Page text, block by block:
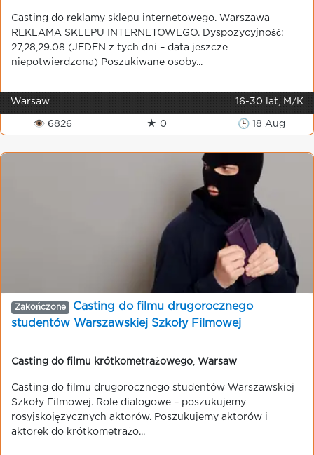
Casting do reklamy sklepu internetowego. Warszawa
REKLAMA SKLEPU INTERNETOWEGO. Dyspozycyjność:
27,28,29.08 (JEDEN z tych dni – data jeszcze
niepotwierdzona) Poszukiwane osoby...
Warsaw 16-30 lat, M/K
👁 6826 ★ 0 🕒 18 Aug
Zakończone
Casting do filmu drugorocznego
studentów Warszawskiej Szkoły Filmowej
Casting do filmu krótkometrażowego Warsaw
Casting do filmu drugorocznego studentów Warszawskiej
Szkoły Filmowej. Role dialogowe – poszukujemy
rosyjskojęzycznych aktorów. Poszukujemy aktorów i
aktorek do krótkometrażo...